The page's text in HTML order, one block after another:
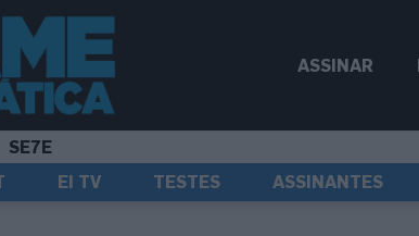
ASSINAR
SE7E
EI TV TESTES ASSINANTES